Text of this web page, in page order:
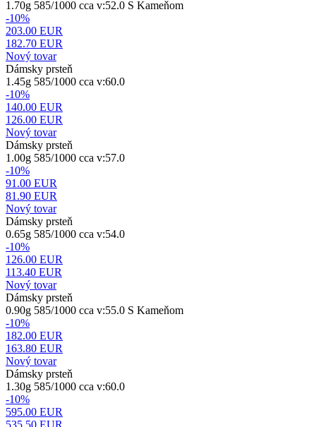
1.70g 585/1000 cca v:52.0 S Kameňom
-10%
203.00 EUR
182.70 EUR
Nový tovar
Dámsky prsteň
1.45g 585/1000 cca v:60.0
-10%
140.00 EUR
126.00 EUR
Nový tovar
Dámsky prsteň
1.00g 585/1000 cca v:57.0
-10%
91.00 EUR
81.90 EUR
Nový tovar
Dámsky prsteň
0.65g 585/1000 cca v:54.0
-10%
126.00 EUR
113.40 EUR
Nový tovar
Dámsky prsteň
0.90g 585/1000 cca v:55.0 S Kameňom
-10%
182.00 EUR
163.80 EUR
Nový tovar
Dámsky prsteň
1.30g 585/1000 cca v:60.0
-10%
595.00 EUR
535.50 EUR